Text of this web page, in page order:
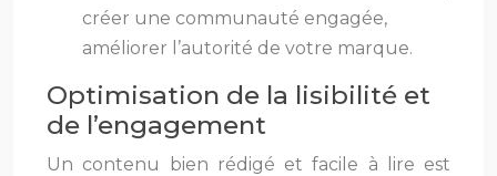
créer une communauté engagée,
améliorer l’autorité de votre marque.
Optimisation de la lisibilité et
de l’engagement
Un contenu bien rédigé et facile à lire est